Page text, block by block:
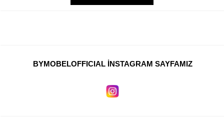
BYMOBELOFFICIAL İNSTAGRAM SAYFAMIZ